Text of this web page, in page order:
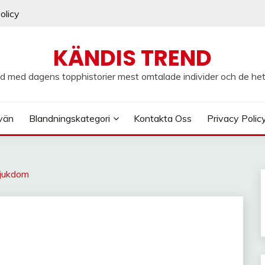
KÄNDIS TREND
med dagens topphistorier mest omtalade individer och de
Blandningskategori Kontakta Oss Privacy